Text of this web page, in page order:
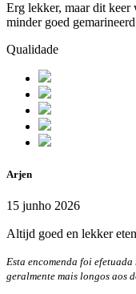
Erg lekker, maar dit keer
minder goed
Qualidade
Arjen
15 junho 2026
Altijd goed en lekker
Esta encomenda foi
geralmente mais longos aos